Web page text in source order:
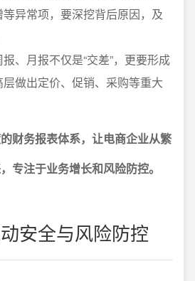
异常项，要深挖背后原因，及
、月报不仅是“交差”，更要形成
做出定价、促销、采购等重大
财务报表体系，让电商企业从繁
专注于业务增长和风险防控。
安全与风险防控